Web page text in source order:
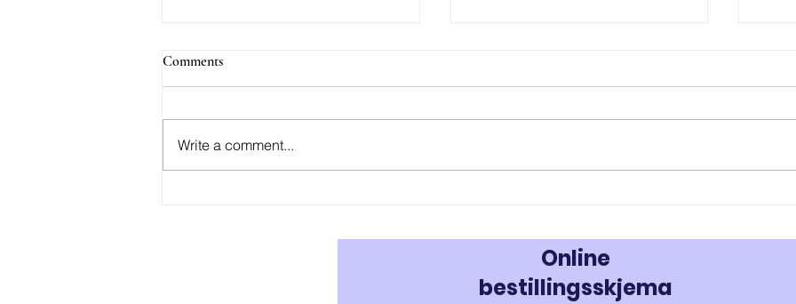
Kjøp AOD-9604 i Norge
Kjøp Testolone i Norge
677 i
Comments
Write a comment...
Online
bestillingsskjema